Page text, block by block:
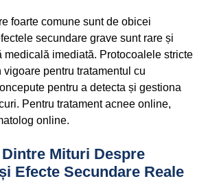
foarte comune sunt de obicei
secundare grave sunt rare și
medicală imediată. Protocoalele stricte
pentru tratamentul cu
pentru a detecta și gestiona
Pentru tratament acnee online,
online.
Mituri Despre
Efecte Secundare Reale